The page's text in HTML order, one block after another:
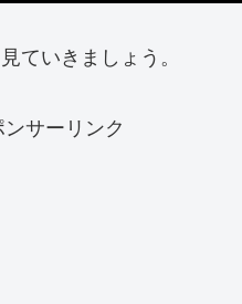
ていきましょう。
ンサーリンク